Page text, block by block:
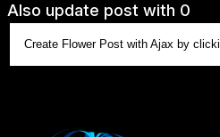
Also update post with 0
Create Flower Post with Ajax by